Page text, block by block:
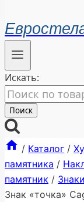
Искать:
Поиск
/ Каталог /
памятника /
памятник /
Знак «точка»